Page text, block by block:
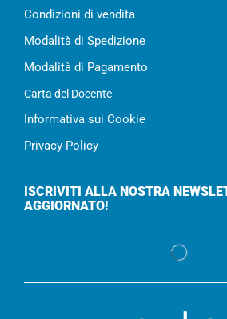
Condizioni di vendita
Modalità di Spedizione
Modalità di Pagamento
Carta del Docente
Informativa sui Cookie
Privacy Policy
ISCRIVITI ALLA NOSTRA
AGGIORNATO!